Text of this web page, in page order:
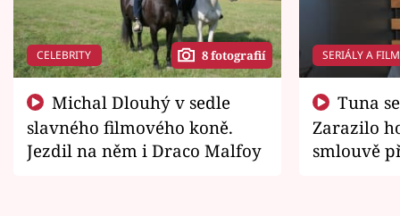
CELEBRITY 8 fotografií
slavného filmového koně.
Jezdil na něm i Draco Malfoy
SERIÁLY A
Zarazilo
smlouvě